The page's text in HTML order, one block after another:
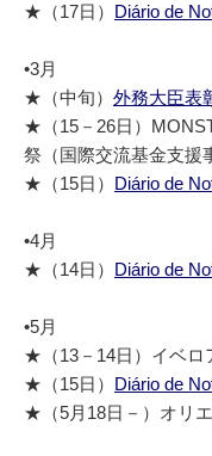
★（17日）
Diário de
•3月
★（中旬） 外務大臣表
★（15－26日）
祭（国際交流基金支援
★（15日）
Diário de
•4月
★（14日）
Diário de
•5月
★（13－14日）イベロ
★（15日）
Diário de
★（5月18日－）オリ